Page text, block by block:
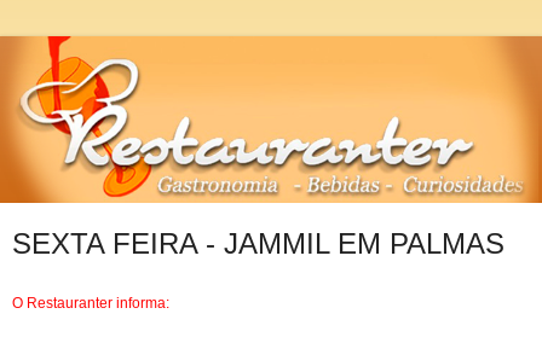
SEXTA FEIRA - JAMMIL EM PALMAS
O Restauranter informa: